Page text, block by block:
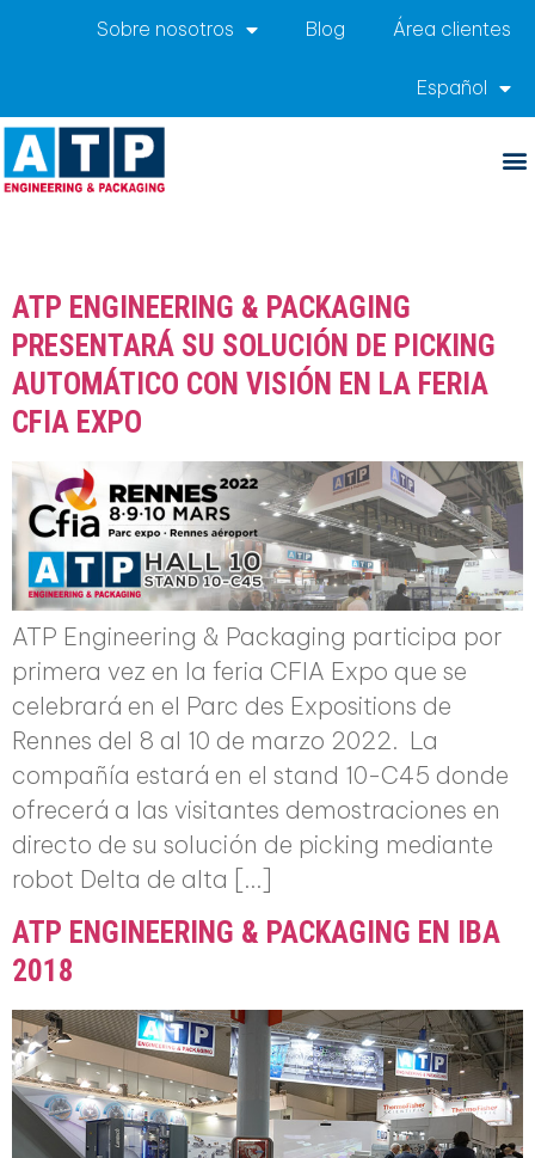
Sobre nosotros Blog Área clientes
Español
Categoría:
ATP ENGINEERING & PACKAGING
PRESENTARÁ SU SOLUCIÓN DE PICKING
AUTOMÁTICO CON VISIÓN EN LA FERIA
CFIA EXPO
ATP Engineering & Packaging participa por
primera vez en la feria CFIA Expo que se
celebrará en el Parc des Expositions de
Rennes del 8 al 10 de marzo 2022. La
compañía estará en el stand 10-C45 donde
ofrecerá a las visitantes demostraciones en
directo de su solución de picking mediante
robot Delta de alta […]
ATP ENGINEERING & PACKAGING EN IBA
2018